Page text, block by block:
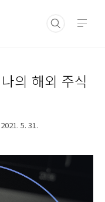
의 해외 주식
2021. 5. 31.